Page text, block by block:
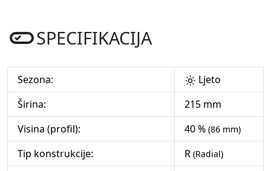
SPECIFIKACIJA
Sezona:
Ljeto
Širina:
215 mm
Visina (profil):
40 % (86 mm)
Tip konstrukcije: R (Radial)